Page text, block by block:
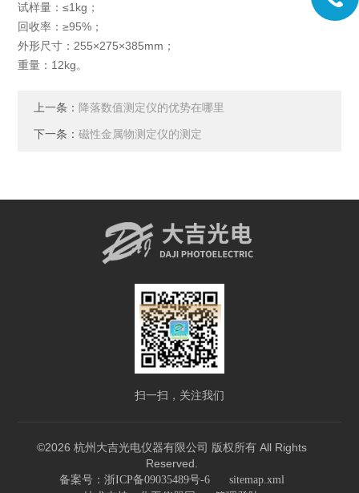
试样量：≤1kg；
回收率：≥95%；
外形尺寸：255×275×385mm；
重量：12kg。
上一条： 降落数值测定仪的优势在哪里
下一条：磁性金属物测定仪的测定
扫一扫，关注我们
©2026 杭州大吉光电仪器有限公司 版权所有 All Rights
Reserved.
备案号：浙ICP备09035489号-6 sitemap.xml